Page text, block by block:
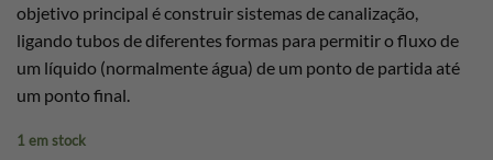
objetivo principal é construir sistemas de canalização,
ligando tubos de diferentes formas para permitir o fluxo de
um líquido (normalmente água) de um ponto de partida até
um ponto final.
1 em stock